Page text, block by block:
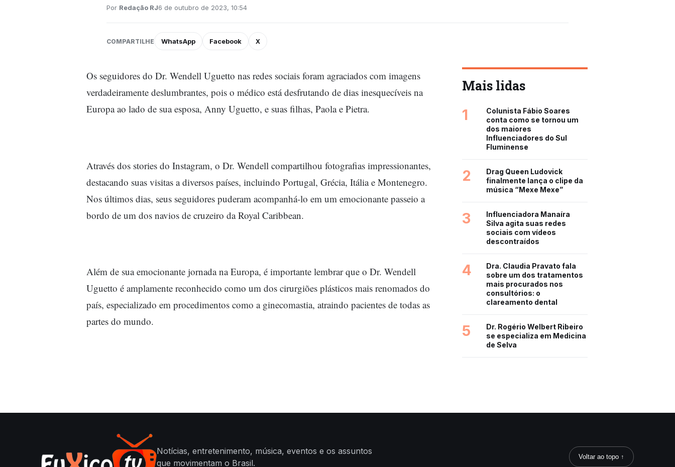
Por Redação RJ6 de outubro de 2023, 10:54
COMPARTILHE WhatsApp Facebook X
Os seguidores do Dr. Wendell Uguetto nas redes sociais foram agraciados com imagens
verdadeiramente deslumbrantes, pois o médico está desfrutando de dias inesquecíveis na
Europa ao lado de sua esposa, Anny Uguetto, e suas filhas, Paola e Pietra.
Através dos stories do Instagram, o Dr. Wendell compartilhou fotografias impressionantes,
destacando suas visitas a diversos países, incluindo Portugal, Grécia, Itália e Montenegro.
Nos últimos dias, seus seguidores puderam acompanhá-lo em um emocionante passeio a
bordo de um dos navios de cruzeiro da Royal Caribbean.
Além de sua emocionante jornada na Europa, é importante lembrar que o Dr. Wendell
Uguetto é amplamente reconhecido como um dos cirurgiões plásticos mais renomados do
país, especializado em procedimentos como a ginecomastia, atraindo pacientes de todas as
partes do mundo.
Mais lidas
1
Colunista Fábio Soares
conta como se tornou um
dos maiores
Influenciadores do Sul
Fluminense
2
Drag Queen Ludovick
finalmente lança o clipe da
música “Mexe Mexe”
3
Influenciadora Manaíra
Silva agita suas redes
sociais com vídeos
descontraídos
4
Dra. Claudia Pravato fala
sobre um dos tratamentos
mais procurados nos
consultórios: o
clareamento dental
5
Dr. Rogério Welbert Ribeiro
se especializa em Medicina
de Selva
Notícias, entretenimento, música, eventos e os assuntos
que movimentam o Brasil.
Voltar ao topo ↑